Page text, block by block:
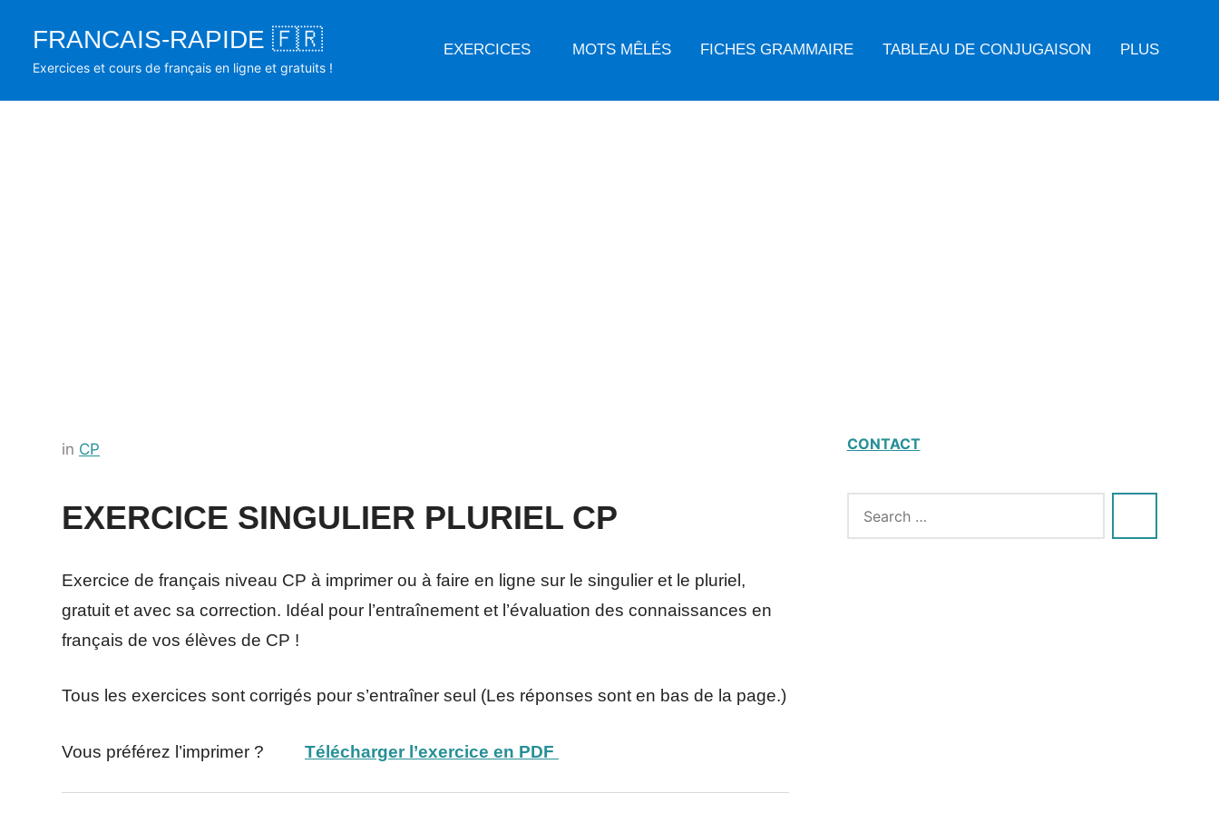
content
FRANCAIS-RAPIDE 🇫🇷
Exercices et cours de français en ligne et gratuits !
EXERCICES MOTS MÊLÉS FICHES GRAMMAIRE TABLEAU DE CONJUGAISON PLUS
Posted
octobre
by
in CP
EXERCICE SINGULIER PLURIEL CP
Exercice de français niveau CP à imprimer ou à faire en ligne sur le singulier et le pluriel,
gratuit et avec sa correction. Idéal pour l’entraînement et l’évaluation des connaissances en
français de vos élèves de CP !
Tous les exercices sont corrigés pour s’entraîner seul (Les réponses sont en bas de la page.)
Vous préférez l’imprimer ? Télécharger l’exercice en PDF
CONTACT